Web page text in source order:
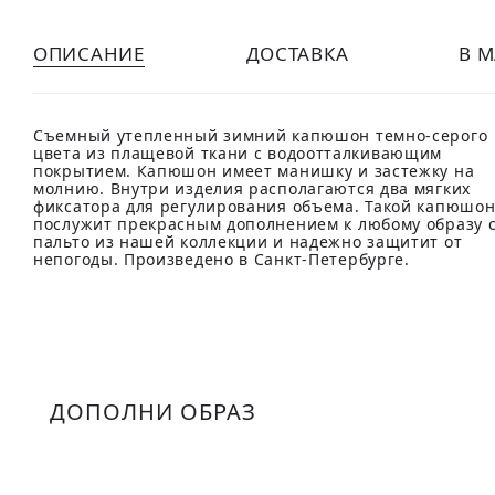
ОПИСАНИЕ ДОСТАВКА В
Съемный утепленный зимний капюшон темно-серого
цвета из плащевой ткани с водоотталкивающим
покрытием. Капюшон имеет манишку и застежку на
молнию. Внутри изделия располагаются два мягких
фиксатора для регулирования объема. Такой капюшон
послужит прекрасным дополнением к любому образу с
пальто из нашей коллекции и надежно защитит от
непогоды. Произведено в Санкт-Петербурге.
ДОПОЛНИ ОБРАЗ